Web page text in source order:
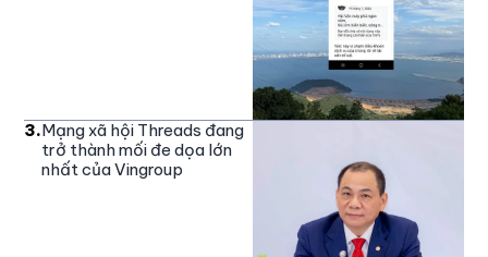
3.Mạng xã hội Threads đang
trở thành mối đe dọa lớn
nhất của Vingroup